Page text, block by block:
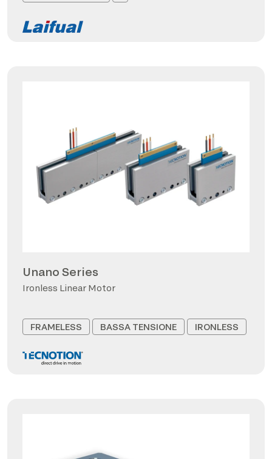
Unano Series
Ironless Linear Motor
FRAMELESS BASSA TENSIONE IRONLESS